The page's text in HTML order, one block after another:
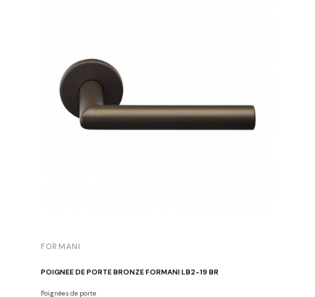
FORMANI
POIGNÉE DE PORTE BRONZE FORMANI LB2-19 BR
Poignées de porte